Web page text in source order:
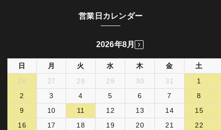
営業日カレンダー
2026年8月
日 月 火 水 木 金
土
26
27 28 29 30 31
1
2
3 4 5 6 7
8
9
10 11 12 13 14
15
16
17 18 19 20 21
22